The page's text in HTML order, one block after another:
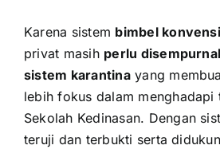
Karena sistem bimbel
privat masih perlu
sistem karantinayang
lebih fokus dalam menghadapi
Sekolah Kedinasan. Dengan
teruji dan terbukti serta